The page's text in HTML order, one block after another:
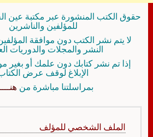
حقوق الكتب المنشورة عبر مكتبة عين
للمؤلفين والناشرين
لا يتم نشر الكتب دون موافقة
النشر والمجلات والدوريات
إذا تم نشر كتابك دون علمك أو بغير
الإبلاغ لوقف عرض
بمراسلتنا مباشرة من
الملف الشخصي للمؤلف